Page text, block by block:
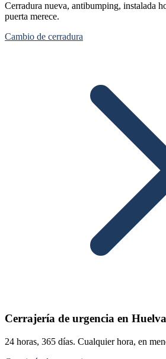
Cerradura nueva, antibumping, instalada
puerta merece.
Cambio de cerradura
Cerrajería de urgencia en Huelva
24 horas, 365 días. Cualquier hora, en